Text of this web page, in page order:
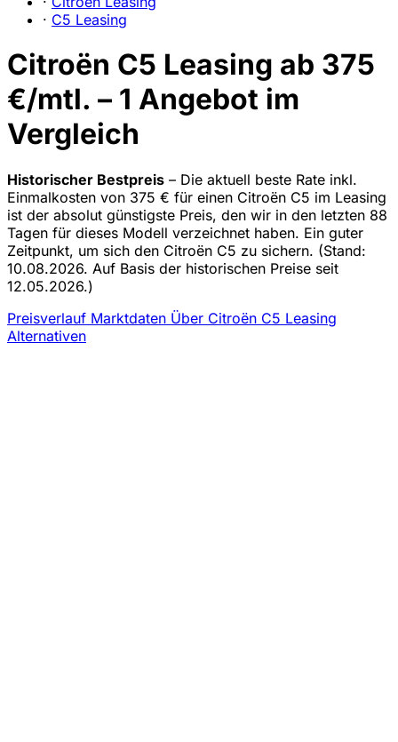
· C5 Leasing
Citroën C5 Leasing ab 375
€/mtl. – 1 Angebot im
Vergleich
Historischer Bestpreis – Die aktuell beste Rate inkl.
Einmalkosten von 375 € für einen Citroën C5 im Leasing
ist der absolut günstigste Preis, den wir in den letzten 88
Tagen für dieses Modell verzeichnet haben. Ein guter
Zeitpunkt, um sich den Citroën C5 zu sichern. (Stand:
10.08.2026. Auf Basis der historischen Preise seit
12.05.2026.)
Preisverlauf Marktdaten Über Citroën C5 Leasing
Alternativen